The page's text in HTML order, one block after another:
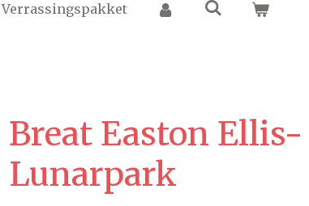
Verrassingspakket
Breat Easton Ellis-
Lunarpark